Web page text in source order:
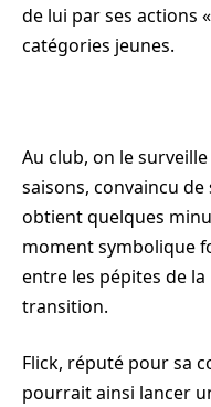
de lui par ses actions
catégories jeunes.
Au club, on le
saisons, convaincu
obtient quelques
moment symbolique
entre les pépites de
transition.
Flick, réputé pour sa
pourrait ainsi lancer